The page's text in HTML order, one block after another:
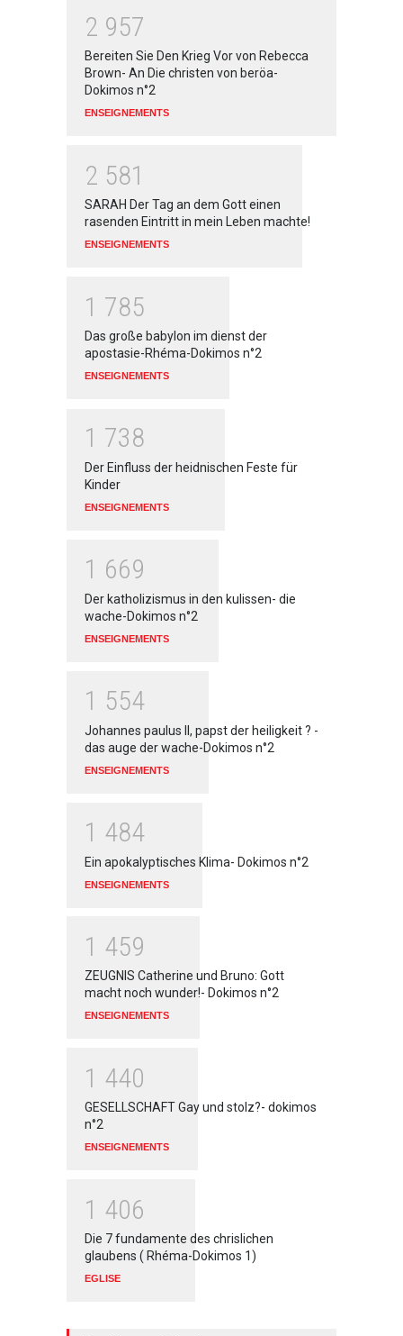
2 957
Bereiten Sie Den Krieg Vor von Rebecca
Brown- An Die christen von beröa-
Dokimos n°2
ENSEIGNEMENTS
2 581
SARAH Der Tag an dem Gott einen
rasenden Eintritt in mein Leben machte!
ENSEIGNEMENTS
1 785
Das große babylon im dienst der
apostasie-Rhéma-Dokimos n°2
ENSEIGNEMENTS
1 738
Der Einfluss der heidnischen Feste für
Kinder
ENSEIGNEMENTS
1 669
Der katholizismus in den kulissen- die
wache-Dokimos n°2
ENSEIGNEMENTS
1 554
Johannes paulus II, papst der heiligkeit ? -
das auge der wache-Dokimos n°2
ENSEIGNEMENTS
1 484
Ein apokalyptisches Klima- Dokimos n°2
ENSEIGNEMENTS
1 459
ZEUGNIS Catherine und Bruno: Gott
macht noch wunder!- Dokimos n°2
ENSEIGNEMENTS
1 440
GESELLSCHAFT Gay und stolz?- dokimos
n°2
ENSEIGNEMENTS
1 406
Die 7 fundamente des chrislichen
glaubens ( Rhéma-Dokimos 1)
EGLISE